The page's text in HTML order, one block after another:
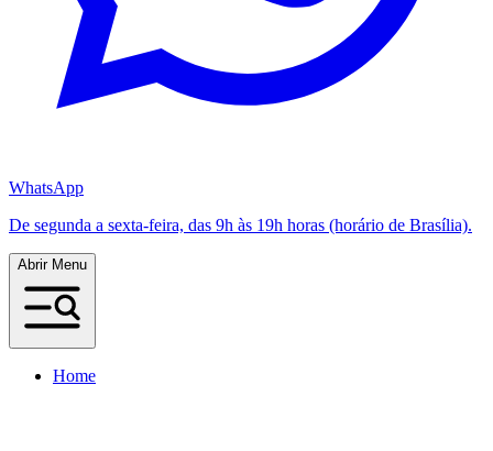
WhatsApp
De segunda a sexta-feira, das 9h às 19h horas (horário de Brasília).
Abrir Menu
Home